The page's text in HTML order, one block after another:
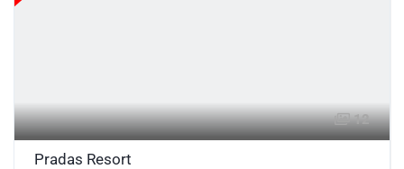
12
Pradas Resort